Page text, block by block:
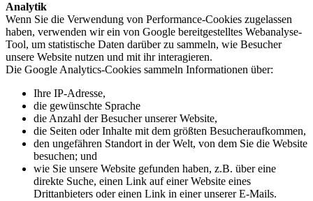
Analytik
Wenn Sie die Verwendung von Performance-Cookies zugelassen
haben, verwenden wir ein von Google bereitgestelltes Webanalyse-
Tool, um statistische Daten darüber zu sammeln, wie Besucher
unsere Website nutzen und mit ihr interagieren.
Die Google Analytics-Cookies sammeln Informationen über:
Ihre IP-Adresse,
die gewünschte Sprache
die Anzahl der Besucher unserer Website,
die Seiten oder Inhalte mit dem größten Besucheraufkommen,
den ungefähren Standort in der Welt, von dem Sie die Website
besuchen; und
wie Sie unsere Website gefunden haben, z.B. über eine
direkte Suche, einen Link auf einer Website eines
Drittanbieters oder einen Link in einer unserer E-Mails.